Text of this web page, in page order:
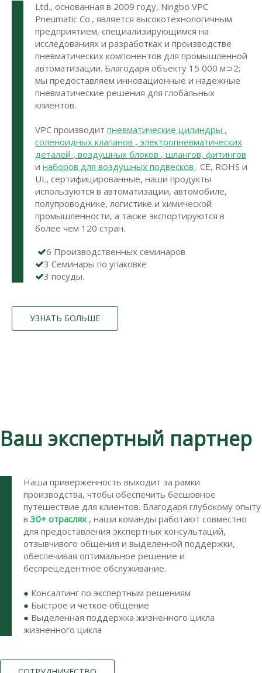
Ltd., основанная в 2009 году, Ningbo VPC
Pneumatic Co., является высокотехнологичным
предприятием, специализирующимся на
исследованиях и разработках и производстве
пневматических компонентов для промышленной
автоматизации. Благодаря объекту 15 000 м⊃2;
мы предоставляем инновационные и надежные
пневматические решения для глобальных
клиентов.
VPC производит пневматические цилиндры ,
соленоидных клапанов , электропневматических
деталей , воздушных блоков , шлангов, фитингов
и наборов для воздушных подвесков . CE, ROHS и
UL, сертифицированные, наши продукты
используются в автоматизации, автомобиле,
полупроводнике, логистике и химической
промышленности, а также экспортируются в
более чем 120 стран.
6 Производственных семинаров
3 Семинары по упаковке
3 посуды.
УЗНАТЬ БОЛЬШЕ
Ваш экспертный партнер
Наша приверженность выходит за рамки
производства, чтобы обеспечить бесшовное
путешествие для клиентов. Благодаря глубокому опыту
в 30+ отраслях , наши команды работают совместно
для предоставления экспертных консультаций,
отзывчивого общения и выделенной поддержки,
обеспечивая оптимальное решение и
беспрецедентное обслуживание.
● Консалтинг по экспертным решениям
● Быстрое и четкое общение
● Выделенная поддержка жизненного цикла
жизненного цикла